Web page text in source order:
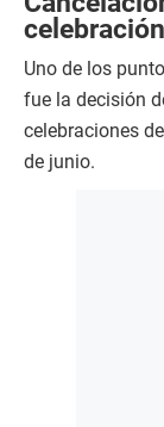
Uno de los
fue la decisión
celebraciones
de junio.